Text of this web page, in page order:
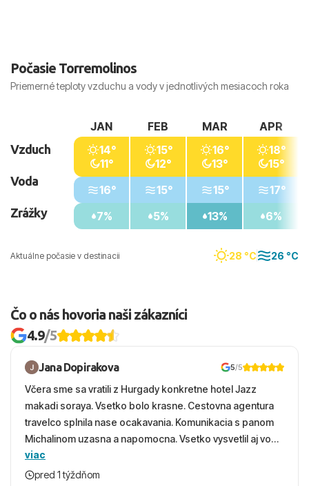
Počasie Torremolinos
Priemerné teploty vzduchu a vody v jednotlivých mesiacoch roka
Aktuálne počasie v destinacii 28 °C 26 °C
Vzduch
Voda
Zrážky
JAN
14°
11°
16°
7%
FEB
15°
12°
15°
5%
MAR
16°
13°
15°
13%
APR
18°
15°
17°
6%
Čo o nás hovoria naši zákazníci
4.9/5
Jana Dopirakova 5/5
Včera sme sa vratili z Hurgady konkretne hotel Jazz
makadi soraya. Vsetko bolo krasne. Cestovna agentura
travelco splnila nase ocakavania. Komunikacia s panom
Michalinom uzasna a napomocna. Vsetko vysvetlil aj vo
vecernych hodinach zaco sa ospravedlnujem. Hotel
krasny, cisty. Sluzby top. Strava, prostredie, more,
viac
pred 1 týždňom